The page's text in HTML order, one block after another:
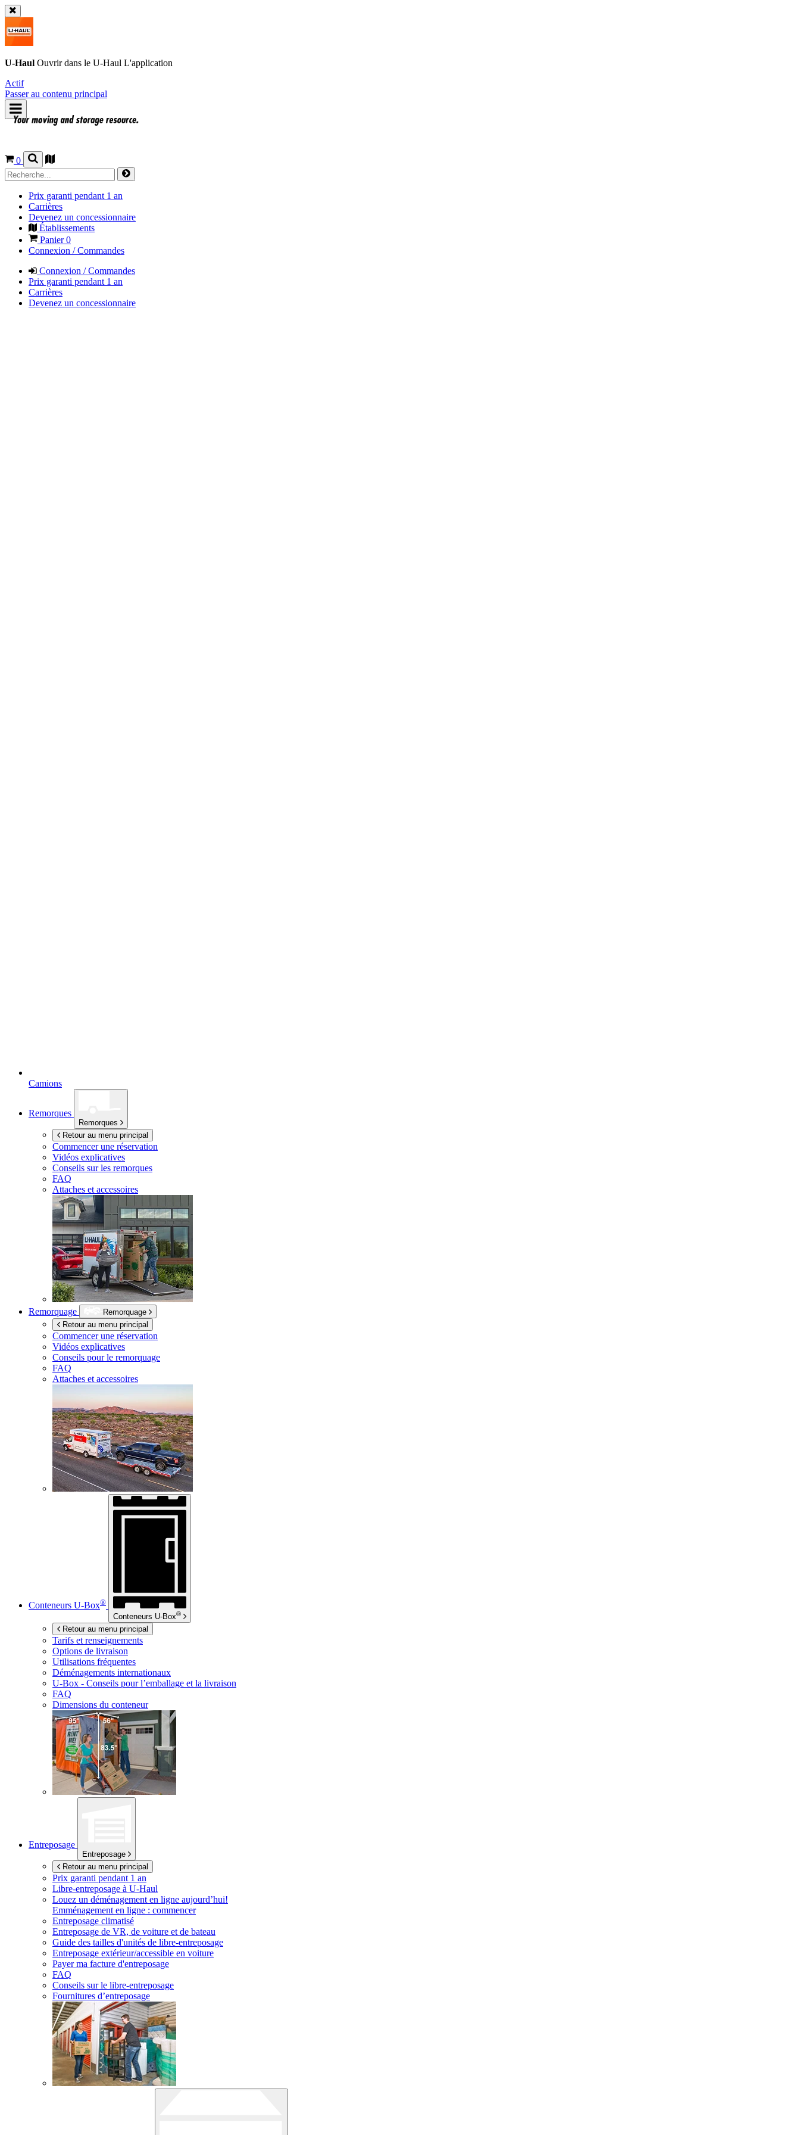
U-Haul Ouvrir dans le U-Haul L'application
Actif
Passer au contenu principal
0
Prix garanti pendant 1 an
Carrières
Devenez un concessionnaire
Établissements
Panier0
Connexion / Commandes
Connexion / Commandes
Prix garanti pendant 1 an
Carrières
Devenez un concessionnaire
Camions
Remorques
Remorques
Retour au menu principal
Commencer une réservation
Vidéos explicatives
Conseils sur les remorques
FAQ
Attaches et accessoires
Remorquage
Remorquage
Retour au menu principal
Commencer une réservation
Vidéos explicatives
Conseils pour le remorquage
FAQ
Attaches et accessoires
Conteneurs U-Box®
Conteneurs U-Box®
Retour au menu principal
Tarifs et renseignements
Options de livraison
Utilisations fréquentes
Déménagements internationaux
U-Box - Conseils pour l’emballage et la livraison
FAQ
Dimensions du conteneur
Entreposage
Entreposage
Retour au menu principal
Prix garanti pendant 1 an
Libre-entreposage à U-Haul
Louez un déménagement en ligne aujourd’hui!
Emménagement en ligne : commencer
Entreposage climatisé
Entreposage de VR, de voiture et de bateau
Guide des tailles d'unités de libre-entreposage
Entreposage extérieur/accessible en voiture
Payer ma facture d'entreposage
FAQ
Conseils sur le libre-entreposage
Fournitures d’entreposage